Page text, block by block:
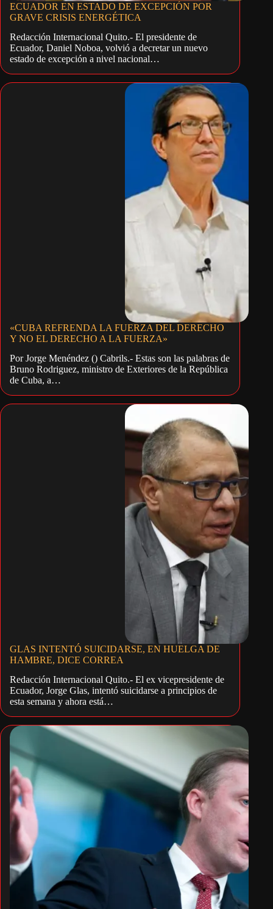
ECUADOR EN ESTADO DE EXCEPCIÓN POR
GRAVE CRISIS ENERGÉTICA
Redacción Internacional Quito.- El presidente de
Ecuador, Daniel Noboa, volvió a decretar un nuevo
estado de excepción a nivel nacional…
«CUBA REFRENDA LA FUERZA DEL DERECHO
Y NO EL DERECHO A LA FUERZA»
Por Jorge Menéndez () Cabrils.- Estas son las palabras de
Bruno Rodriguez, ministro de Exteriores de la República
de Cuba, a…
GLAS INTENTÓ SUICIDARSE, EN HUELGA DE
HAMBRE, DICE CORREA
Redacción Internacional Quito.- El ex vicepresidente de
Ecuador, Jorge Glas, intentó suicidarse a principios de
esta semana y ahora está…